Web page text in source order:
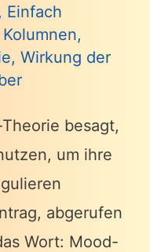
, Einfach
Kolumnen,
, Wirkung der
besagt,
um ihre
abgerufen
Wort: Mood-